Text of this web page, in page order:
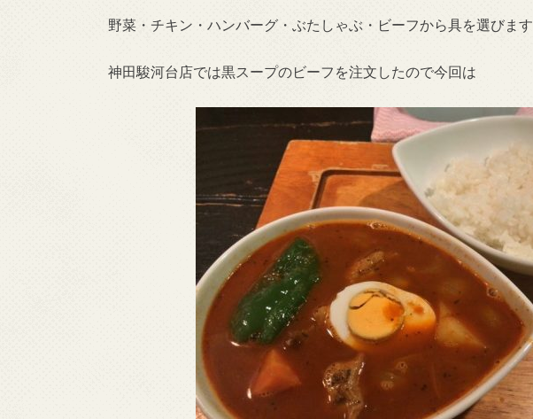
野菜・チキン・ハンバーグ・ぶたしゃぶ・ビーフから具を選びます
神田駿河台店では黒スープのビーフを注文したので今回は